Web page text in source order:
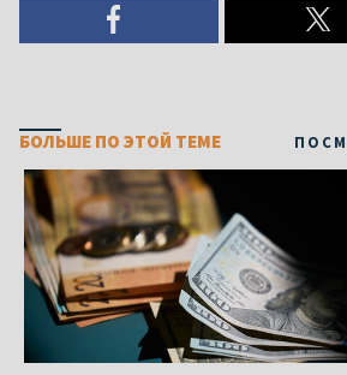
БОЛЬШЕ ПО ЭТОЙ ТЕМЕ